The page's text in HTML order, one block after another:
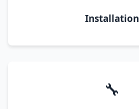
Installation
🔧